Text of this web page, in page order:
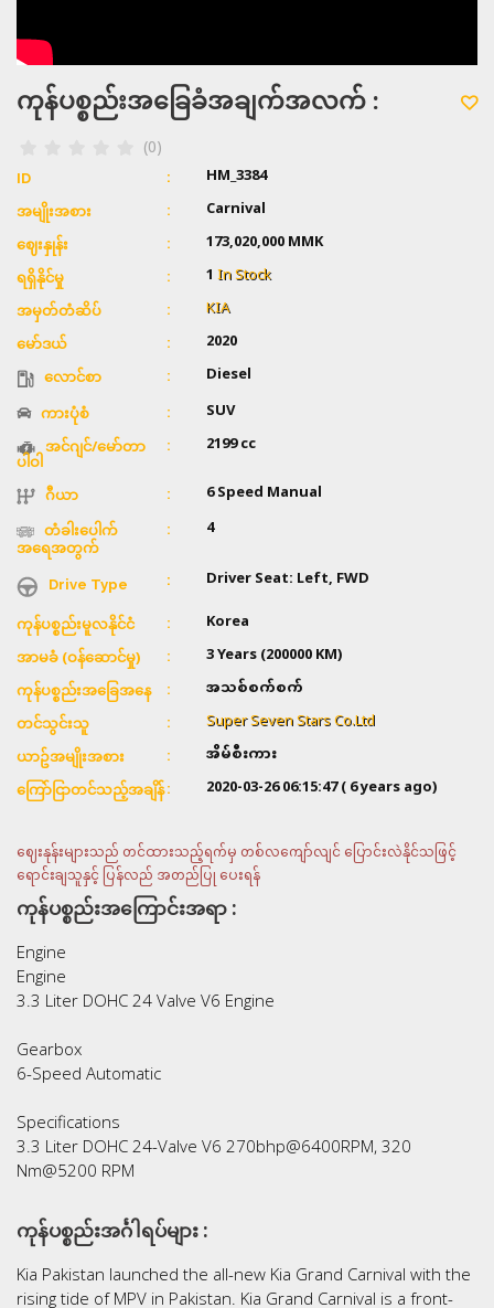
ကုန်ပစ္စည်းအခြေခံအချက်အလက် :
(0)
ID HM_3384
အမျိုးအစား Carnival
ဈေးနှုန်း 173,020,000 MMK
ရရှိနိုင်မှု 1In Stock
အမှတ်တံဆိပ် KIA
မော်ဒယ် 2020
လောင်စာ Diesel
ကားပုံစံ SUV
အင်ဂျင်/မော်တာ
ပါဝါ
2199 cc
ဂီယာ 6 Speed Manual
တံခါးပေါက်
အရေအတွက်
4
Drive Type Driver Seat: Left, FWD
ကုန်ပစ္စည်းမူလနိုင်ငံ Korea
အာမခံ (ဝန်ဆောင်မှု) 3 Years (200000 KM)
ကုန်ပစ္စည်းအခြေအနေ အသစ်စက်စက်
တင်သွင်းသူ Super Seven Stars Co.Ltd
ယာဥ်အမျိုးအစား အိမ်စီးကား
ကြော်ငြာတင်သည့်အချိန် 2020-03-26 06:15:47( 6 years ago)
ဈေးနုန်းများသည် တင်ထားသည့်ရက်မှ တစ်လကျော်လျင် ပြောင်းလဲနိုင်သဖြင့်
ရောင်းချသူနှင့် ပြန်လည် အတည်ပြု ပေးရန်
ကုန်ပစ္စည်းအကြောင်းအရာ :
Engine
Engine
3.3 Liter DOHC 24 Valve V6 Engine
Gearbox
6-Speed Automatic
Specifications
3.3 Liter DOHC 24-Valve V6 270bhp@6400RPM, 320
Nm@5200 RPM
ကုန်ပစ္စည်းအင်္ဂါရပ်များ :
Kia Pakistan launched the all-new Kia Grand Carnival with the
rising tide of MPV in Pakistan. Kia Grand Carnival is a front-